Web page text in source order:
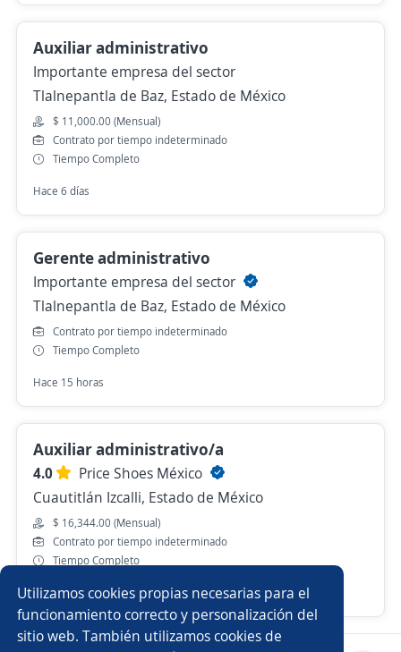
Utilizamos cookies propias necesarias para el
funcionamiento correcto y personalización del
sitio web. También utilizamos cookies de
Auxiliar administrativo
Importante empresa del sector
Tlalnepantla de Baz, Estado de México
$ 11,000.00 (Mensual)
Contrato por tiempo indeterminado
Tiempo Completo
Hace 6 días
Gerente administrativo
Importante empresa del sector
Tlalnepantla de Baz, Estado de México
Contrato por tiempo indeterminado
Tiempo Completo
Hace 15 horas
Auxiliar administrativo/a
4.0
Price Shoes México
Cuautitlán Izcalli, Estado de México
$ 16,344.00 (Mensual)
Contrato por tiempo indeterminado
Tiempo Completo
Hace 6 días